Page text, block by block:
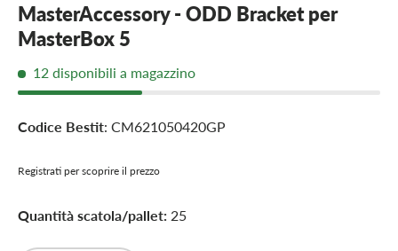
MasterAccessory - ODD Bracket per
MasterBox 5
12 disponibili a magazzino
Codice Bestit: CM621050420GP
Registrati per scoprire il prezzo
Quantità scatola/pallet: 25